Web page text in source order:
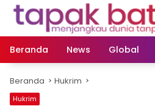
Langsung
Beranda
News Global
Beranda Hukrim
Hukrim